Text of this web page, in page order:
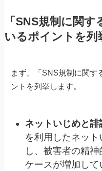
「 SNS規制に関す
いるポイントを列
まず、「SNS規制に関す
ントを列挙します。
ネットいじめと誹
を利用したネッ
し、被害者の精
ケースが増加して